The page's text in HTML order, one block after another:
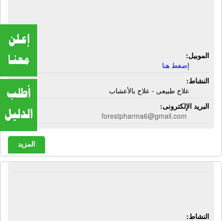
مركز الشرطة - بجوار مطعم أبو طارق -
الموبيل:
إضغط هنا
النشاط:
علاج طبيعى - علاج بالأعشاب
البريد الإلكترونى:
forestpharma6@gmail.com
المزيد
النشاط: